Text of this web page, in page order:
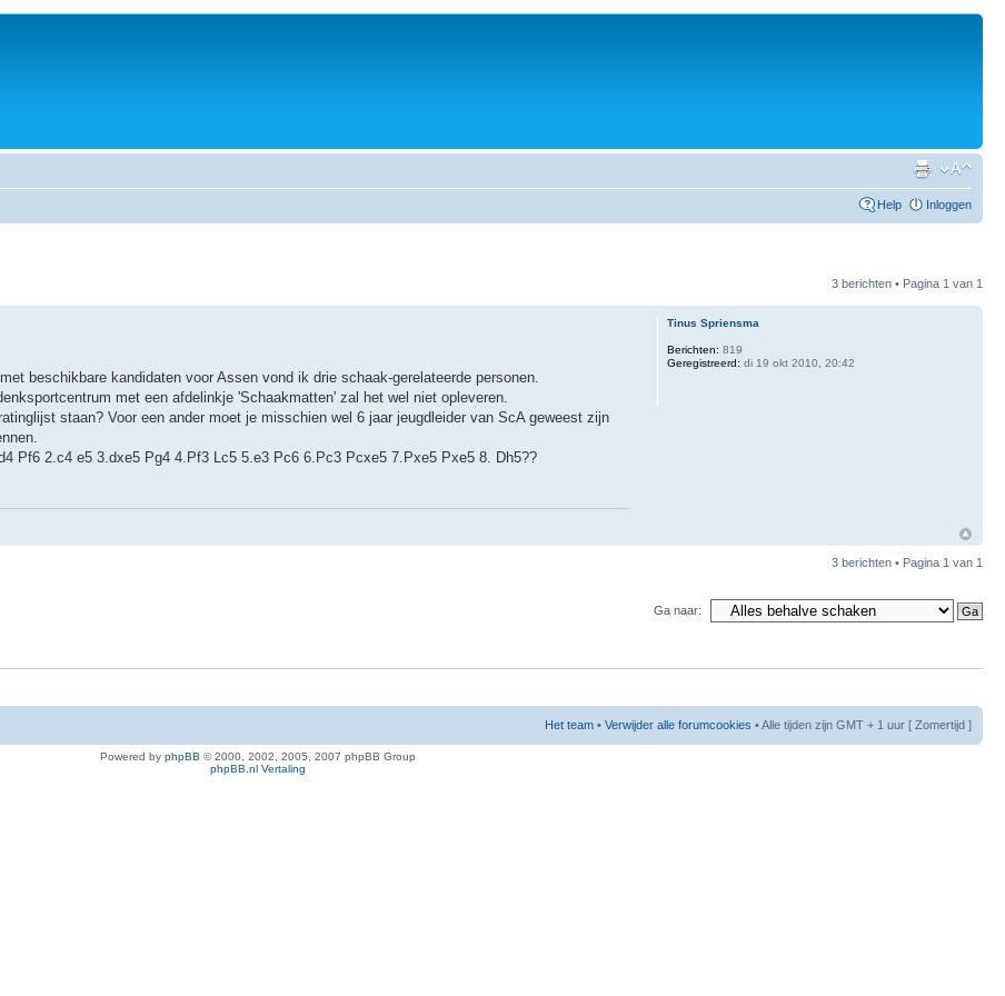
Help Inloggen
3 berichten • Pagina 1 van 1
beschikbare kandidaten voor Assen vond ik drie schaak-gerelateerde personen.
met een afdelinkje 'Schaakmatten' zal het wel niet opleveren.
staan? Voor een ander moet je misschien wel 6 jaar jeugdleider van ScA geweest zijn
Pf6 2.c4 e5 3.dxe5 Pg4 4.Pf3 Lc5 5.e3 Pc6 6.Pc3 Pcxe5 7.Pxe5 Pxe5 8. Dh5??
Tinus Spriensma
Berichten: 819
Geregistreerd: di 19 okt 2010, 20:42
3 berichten • Pagina 1 van 1
Ga naar:
Het team • Verwijder alle forumcookies • Alle tijden zijn GMT + 1 uur [ Zomertijd ]
Powered by phpBB © 2000, 2002, 2005, 2007 phpBB Group
phpBB.nl Vertaling